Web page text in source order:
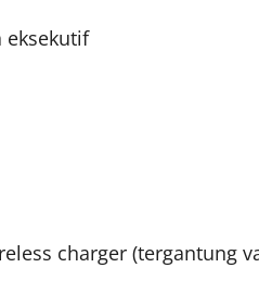
eksekutif
charger (tergantung